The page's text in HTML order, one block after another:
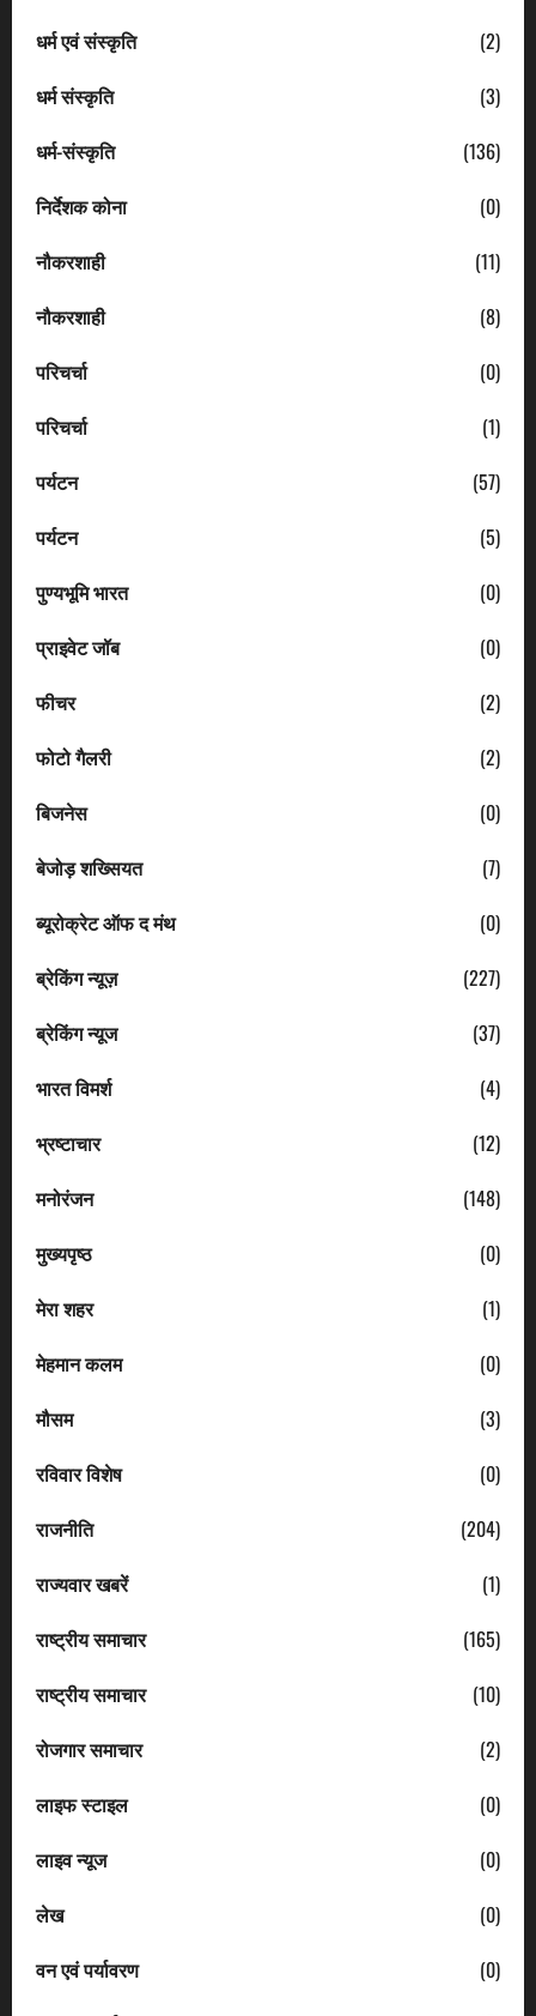
धर्म एवं संस्कृति
(2)
धर्म संस्कृति
(3)
धर्म-संस्कृति
(136)
निर्देशक कोना
(0)
नौकरशाही
(11)
नौकरशाही
(8)
परिचर्चा
(0)
परिचर्चा
(1)
पर्यटन
(57)
पर्यटन
(5)
पुण्यभूमि भारत
(0)
प्राइवेट जॉब
(0)
फीचर
(2)
फोटो गैलरी
(2)
बिजनेस
(0)
बेजोड़ शख्सियत
(7)
ब्यूरोक्रेट ऑफ द मंथ
(0)
ब्रेकिंग न्यूज़
(227)
ब्रेकिंग न्यूज
(37)
भारत विमर्श
(4)
भ्रष्टाचार
(12)
मनोरंजन
(148)
मुख्यपृष्ठ
(0)
मेरा शहर
(1)
मेहमान कलम
(0)
मौसम
(3)
रविवार विशेष
(0)
राजनीति
(204)
राज्यवार खबरें
(1)
राष्ट्रीय समाचार
(165)
राष्ट्रीय समाचार
(10)
रोजगार समाचार
(2)
लाइफ स्टाइल
(0)
लाइव न्यूज
(0)
लेख
(0)
वन एवं पर्यावरण
(0)